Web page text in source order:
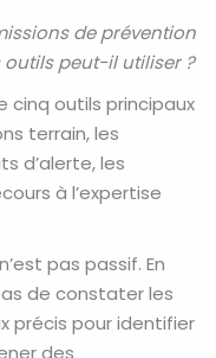
de prévention
outils peut-il utiliser ?
cinq outils principaux
terrain, les
d’alerte, les
à l’expertise
pas passif. En
de constater les
précis pour identifier
des